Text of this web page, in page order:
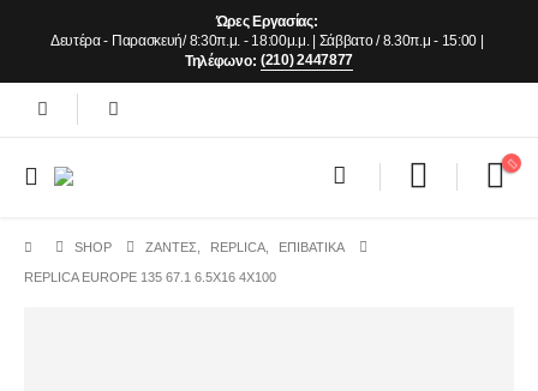
Ώρες Εργασίας:
Δευτέρα - Παρασκευή/ 8:30π.μ. - 18:00μ.μ. | Σάββατο / 8.30π.μ - 15:00 |
Τηλέφωνο: (210) 2447877
SHOP ΖΆΝΤΕΣ REPLICA ΕΠΙΒΑΤΙΚΑ
REPLICA EUROPE 135 67.1 6.5X16 4X100